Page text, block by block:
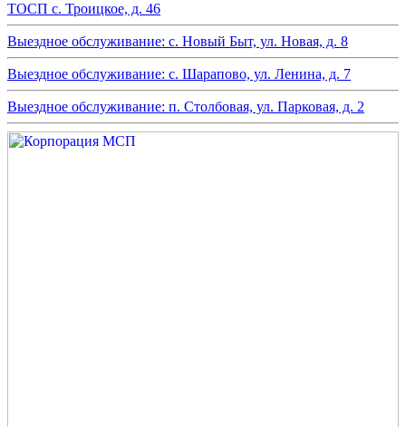
ТОСП с. Троицкое, д. 46
Выездное обслуживание: с. Новый Быт, ул. Новая, д. 8
Выездное обслуживание: с. Шарапово, ул. Ленина, д. 7
Выездное обслуживание: п. Столбовая, ул. Парковая, д. 2